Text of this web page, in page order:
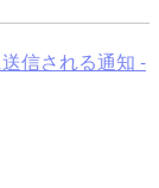
信される通知 -